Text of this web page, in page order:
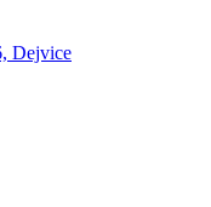
Dejvice